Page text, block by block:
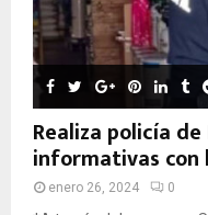
Realiza policía
informativas con
enero 26, 2024 0